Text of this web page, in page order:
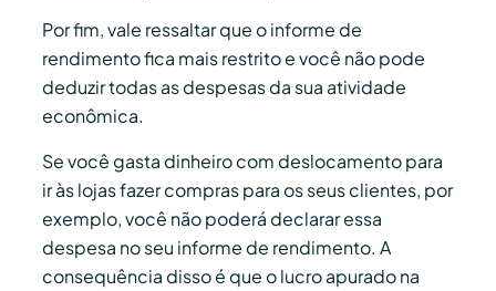
Por fim, vale ressaltar que o informe de
rendimento fica mais restrito e você não pode
deduzir todas as despesas da sua atividade
econômica.
Se você gasta dinheiro com deslocamento para
ir às lojas fazer compras para os seus clientes, por
exemplo, você não poderá declarar essa
despesa no seu informe de rendimento. A
consequência disso é que o lucro apurado na